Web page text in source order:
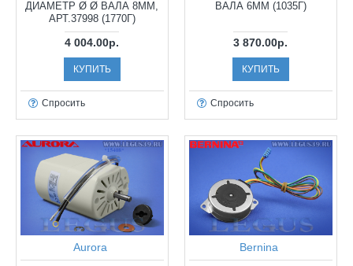
ДИАМЕТР Ø Ø ВАЛА 8ММ,
АРТ.37998 (1770Г)
4 004.00р.
КУПИТЬ
Спросить
ВАЛА 6ММ (1035Г)
3 870.00р.
КУПИТЬ
Спросить
Aurora Bernina